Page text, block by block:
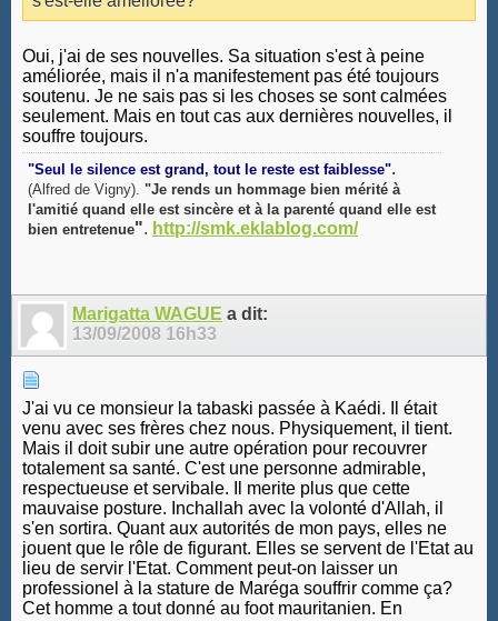
Oui, j'ai de ses nouvelles. Sa situation s'est à peine
améliorée, mais il n'a manifestement pas été toujours
soutenu. Je ne sais pas si les choses se sont calmées
seulement. Mais en tout cas aux dernières nouvelles, il
souffre toujours.
"Seul le silence est grand, tout le reste est faiblesse".
(Alfred de Vigny). "Je rends un hommage bien mérité à
l'amitié quand elle est sincère et à la parenté quand elle est
bien entretenue". http://smk.eklablog.com/
Marigatta WAGUE a dit:
13/09/2008 16h33
J'ai vu ce monsieur la tabaski passée à Kaédi. Il était
venu avec ses frères chez nous. Physiquement, il tient.
Mais il doit subir une autre opération pour recouvrer
totalement sa santé. C'est une personne admirable,
respectueuse et servibale. Il merite plus que cette
mauvaise posture. Inchallah avec la volonté d'Allah, il
s'en sortira. Quant aux autorités de mon pays, elles ne
jouent que le rôle de figurant. Elles se servent de l'Etat au
lieu de servir l'Etat. Comment peut-on laisser un
professionel à la stature de Maréga souffrir comme ça?
Cet homme a tout donné au foot mauritanien. En